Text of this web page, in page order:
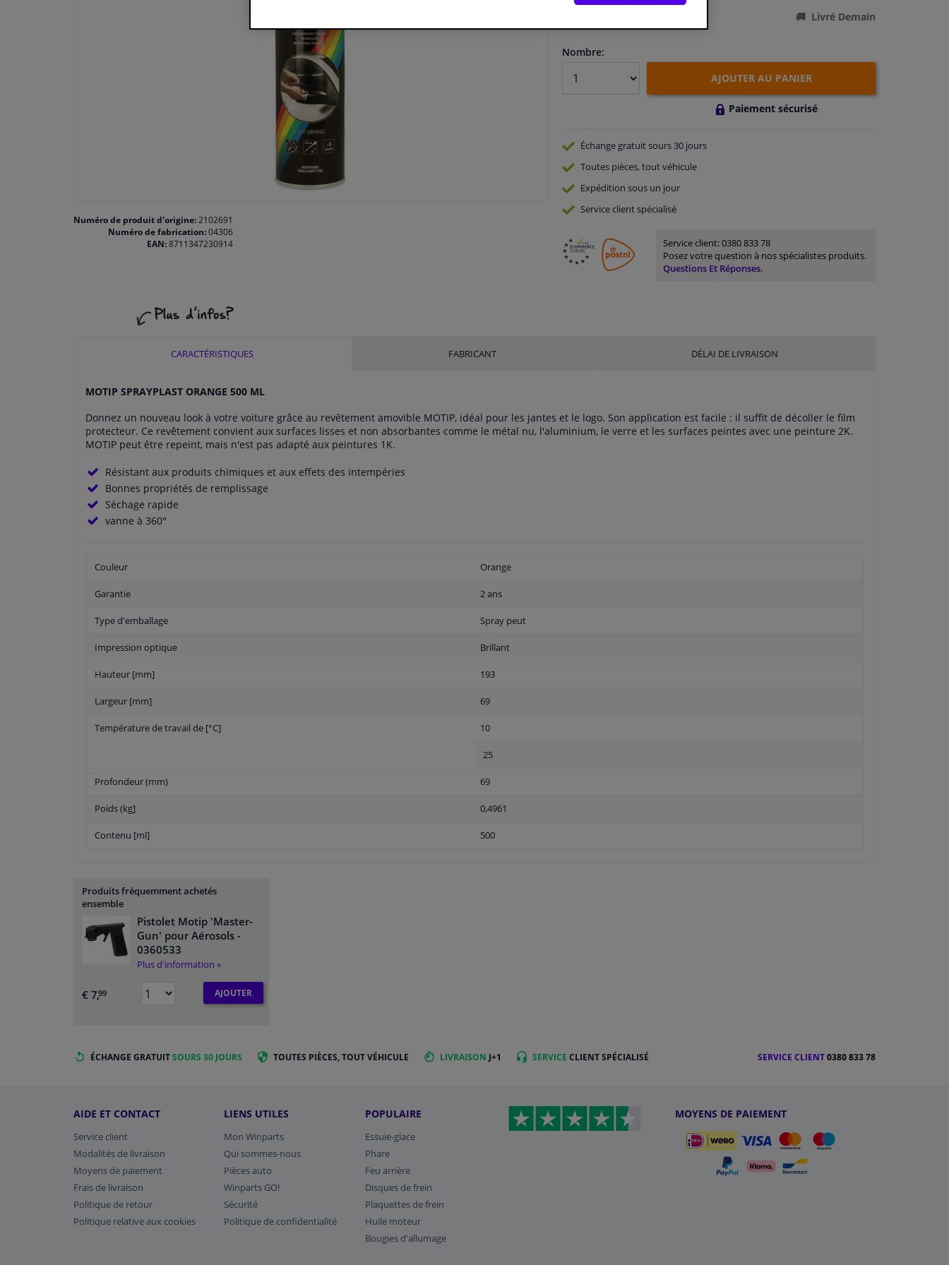
Numéro de produit d'origine:2102691
Numéro de fabrication:04306
EAN:8711347230914
Livré Demain
Nombre:
AJOUTER AU PANIER
Paiement sécurisé
Échange gratuitsours 30 jours
Toutes pièces, tout véhicule
Expédition sous un jour
Serviceclient spécialisé
Service client:0380 833 78
Posez votre question à nos spécialistes produits.
Questions Et Réponses.
CARACTÉRISTIQUES FABRICANT DÉLAI DE LIVRAISON
MOTIP SPRAYPLAST ORANGE 500 ML
Donnez un nouveau look à votre voiture grâce au revêtement amovible MOTIP, idéal pour les jantes et le logo. Son application est facile : il suffit de décoller le film
protecteur. Ce revêtement convient aux surfaces lisses et non absorbantes comme le métal nu, l'aluminium, le verre et les surfaces peintes avec une peinture 2K.
MOTIP peut être repeint, mais n'est pas adapté aux peintures 1K.
Résistant aux produits chimiques et aux effets des intempéries
Bonnes propriétés de remplissage
Séchage rapide
vanne à 360°
Couleur Orange
Garantie 2 ans
Type d'emballage Spray peut
Impression optique Brillant
Hauteur [mm] 193
Largeur [mm] 69
Température de travail de [°C] 10
25
Profondeur (mm) 69
Poids (kg] 0,4961
Contenu [ml] 500
Produits fréquemment achetés
ensemble
Pistolet Motip 'Master-
Gun' pour Aérosols -
0360533
Plus d'information »
€ 7,99 AJOUTER
ÉCHANGE GRATUITSOURS 30 JOURS TOUTES PIÈCES, TOUT VÉHICULE LIVRAISON J+1 SERVICE CLIENT SPÉCIALISÉ SERVICE CLIENT0380 833 78
AIDE ET CONTACT
Service client
Modalités de livraison
Moyens de paiement
Frais de livraison
Politique de retour
Politique relative aux cookies
LIENS UTILES
Mon Winparts
Qui sommes-nous
Pièces auto
Winparts GO!
Sécurité
Politique de confidentialité
POPULAIRE
Essuie-glace
Phare
Feu arrière
Disques de frein
Plaquettes de frein
Huile moteur
Bougies d'allumage
MOYENS DE PAIEMENT